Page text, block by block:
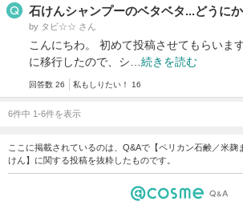
石けんシャンプーのベタベタ...どうに
by タビ☆☆ さん
こんにちわ。 初めて投稿させてもらいま
に移行したので、シ… 続きを読む
回答数 26 私もしりたい！ 16
6件中 1-6件を表示
ここに掲載されているのは、Q&Aで【ペリカン石鹸／米麹
けん】に関する投稿を抜粋したものです。